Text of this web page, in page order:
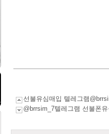
선불유심매입 텔레그램
@brrsim_7텔레그램 선불폰